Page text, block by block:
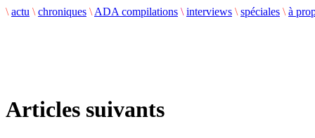
\ actu \ chroniques \ ADA compilations \ interviews \ spéciales \ à
Articles suivants